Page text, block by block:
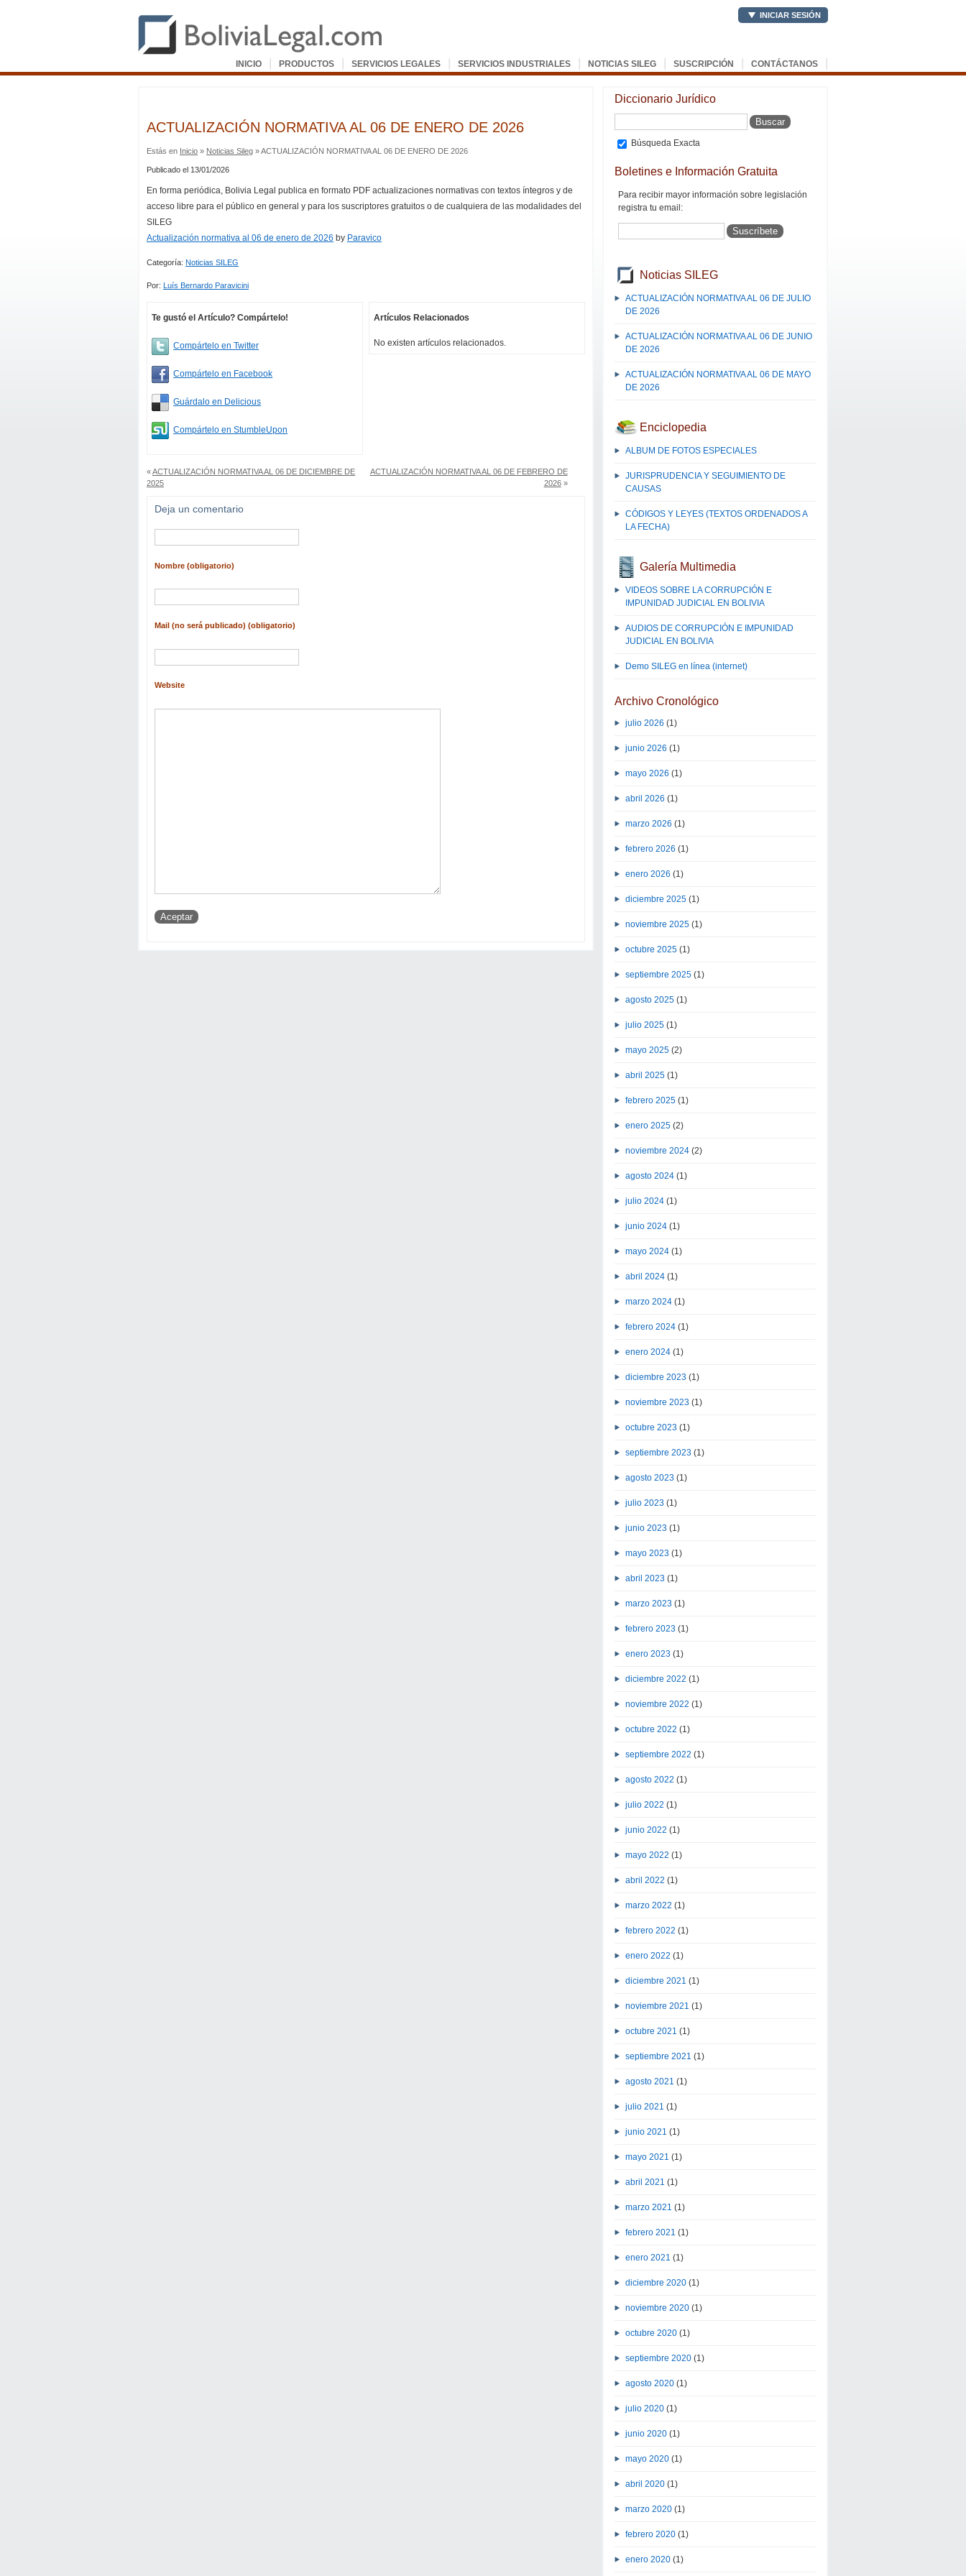
INICIO | PRODUCTOS | SERVICIOS LEGALES | SERVICIOS INDUSTRIALES | NOTICIAS SILEG | SUSCRIPCIÓN | CONTÁCTANOS |
INICIAR SESIÓN
ACTUALIZACIÓN NORMATIVA AL 06 DE ENERO DE 2026
Estás en Inicio » Noticias Sileg » ACTUALIZACIÓN NORMATIVA AL 06 DE ENERO DE 2026
Publicado el 13/01/2026
En forma periódica, Bolivia Legal publica en formato PDF actualizaciones normativas con textos íntegros y de
acceso libre para el público en general y para los suscriptores gratuitos o de cualquiera de las modalidades del
SILEG
Actualización normativa al 06 de enero de 2026 by Paravico
Categoría: Noticias SILEG
Por: Luís Bernardo Paravicini
Te gustó el Artículo? Compártelo!
Compártelo en Twitter
Compártelo en Facebook
Guárdalo en Delicious
Compártelo en StumbleUpon
Artículos Relacionados
No existen artículos relacionados.
«ACTUALIZACIÓN NORMATIVA AL 06 DE DICIEMBRE DE
2025
ACTUALIZACIÓN NORMATIVA AL 06 DE FEBRERO DE
2026»
Deja un comentario
Nombre (obligatorio)
Mail (no será publicado) (obligatorio)
Website
Diccionario Jurídico
Búsqueda Exacta
Boletines e Información Gratuita
Para recibir mayor información sobre legislación
registra tu email:
Noticias SILEG
ACTUALIZACIÓN NORMATIVA AL 06 DE JULIO
DE 2026
ACTUALIZACIÓN NORMATIVA AL 06 DE JUNIO
DE 2026
ACTUALIZACIÓN NORMATIVA AL 06 DE MAYO
DE 2026
Enciclopedia
ALBUM DE FOTOS ESPECIALES
JURISPRUDENCIA Y SEGUIMIENTO DE
CAUSAS
CÓDIGOS Y LEYES (TEXTOS ORDENADOS A
LA FECHA)
Galería Multimedia
VIDEOS SOBRE LA CORRUPCIÓN E
IMPUNIDAD JUDICIAL EN BOLIVIA
AUDIOS DE CORRUPCIÓN E IMPUNIDAD
JUDICIAL EN BOLIVIA
Demo SILEG en línea (internet)
Archivo Cronológico
julio 2026 (1)
junio 2026 (1)
mayo 2026 (1)
abril 2026 (1)
marzo 2026 (1)
febrero 2026 (1)
enero 2026 (1)
diciembre 2025 (1)
noviembre 2025 (1)
octubre 2025 (1)
septiembre 2025 (1)
agosto 2025 (1)
julio 2025 (1)
mayo 2025 (2)
abril 2025 (1)
febrero 2025 (1)
enero 2025 (2)
noviembre 2024 (2)
agosto 2024 (1)
julio 2024 (1)
junio 2024 (1)
mayo 2024 (1)
abril 2024 (1)
marzo 2024 (1)
febrero 2024 (1)
enero 2024 (1)
diciembre 2023 (1)
noviembre 2023 (1)
octubre 2023 (1)
septiembre 2023 (1)
agosto 2023 (1)
julio 2023 (1)
junio 2023 (1)
mayo 2023 (1)
abril 2023 (1)
marzo 2023 (1)
febrero 2023 (1)
enero 2023 (1)
diciembre 2022 (1)
noviembre 2022 (1)
octubre 2022 (1)
septiembre 2022 (1)
agosto 2022 (1)
julio 2022 (1)
junio 2022 (1)
mayo 2022 (1)
abril 2022 (1)
marzo 2022 (1)
febrero 2022 (1)
enero 2022 (1)
diciembre 2021 (1)
noviembre 2021 (1)
octubre 2021 (1)
septiembre 2021 (1)
agosto 2021 (1)
julio 2021 (1)
junio 2021 (1)
mayo 2021 (1)
abril 2021 (1)
marzo 2021 (1)
febrero 2021 (1)
enero 2021 (1)
diciembre 2020 (1)
noviembre 2020 (1)
octubre 2020 (1)
septiembre 2020 (1)
agosto 2020 (1)
julio 2020 (1)
junio 2020 (1)
mayo 2020 (1)
abril 2020 (1)
marzo 2020 (1)
febrero 2020 (1)
enero 2020 (1)